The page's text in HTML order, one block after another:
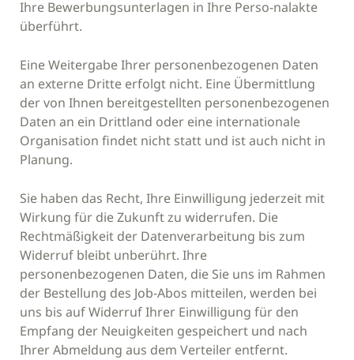
Ihre Bewerbungsunterlagen in Ihre Perso-nalakte
überführt.
Eine Weitergabe Ihrer personenbezogenen Daten
an externe Dritte erfolgt nicht. Eine Übermittlung
der von Ihnen bereitgestellten personenbezogenen
Daten an ein Drittland oder eine internationale
Organisation findet nicht statt und ist auch nicht in
Planung.
Sie haben das Recht, Ihre Einwilligung jederzeit mit
Wirkung für die Zukunft zu widerrufen. Die
Rechtmäßigkeit der Datenverarbeitung bis zum
Widerruf bleibt unberührt. Ihre
personenbezogenen Daten, die Sie uns im Rahmen
der Bestellung des Job-Abos mitteilen, werden bei
uns bis auf Widerruf Ihrer Einwilligung für den
Empfang der Neuigkeiten gespeichert und nach
Ihrer Abmeldung aus dem Verteiler entfernt.